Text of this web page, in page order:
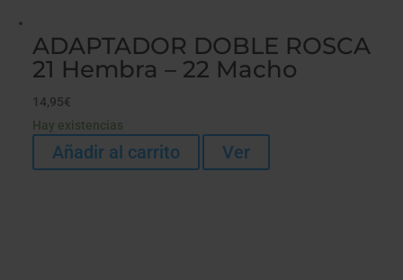
ADAPTADOR DOBLE ROSCA
21 Hembra – 22 Macho
14,95€
Hay existencias
Añadir al carrito Ver